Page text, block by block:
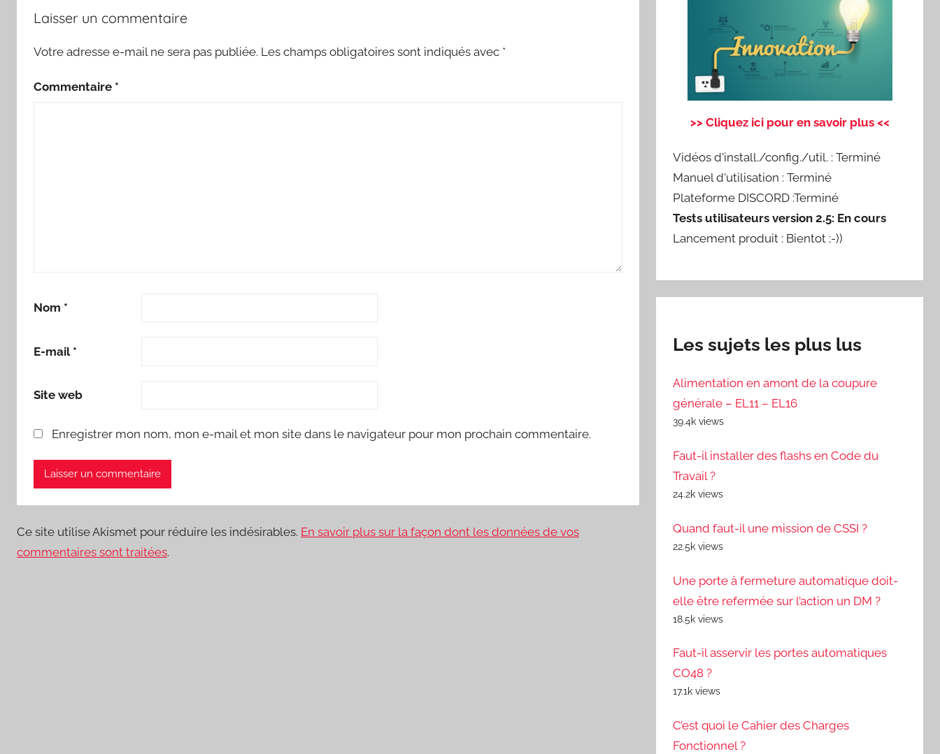
Laisser un commentaire
Votre adresse e-mail ne sera pas publiée. Les champs obligatoires sont indiqués avec *
Commentaire *
Nom *
E-mail *
Site web
Enregistrer mon nom, mon e-mail et mon site dans le navigateur pour mon prochain commentaire.
Ce site utilise Akismet pour réduire les indésirables. En savoir plus sur la façon dont les données de vos
commentaires sont traitées.
>> Cliquez ici pour en savoir plus <<
Vidéos d'install./config./util. : Terminé
Manuel d'utilisation : Terminé
Plateforme DISCORD :Terminé
Tests utilisateurs version 2.5: En cours
Lancement produit : Bientot ;-))
Les sujets les plus lus
Alimentation en amont de la coupure
générale – EL11 – EL16
39.4k views
Faut-il installer des flashs en Code du
Travail ?
24.2k views
Quand faut-il une mission de CSSI ?
22.5k views
Une porte à fermeture automatique doit-
elle être refermée sur l’action un DM ?
18.5k views
Faut-il asservir les portes automatiques
CO48 ?
17.1k views
C’est quoi le Cahier des Charges
Fonctionnel ?